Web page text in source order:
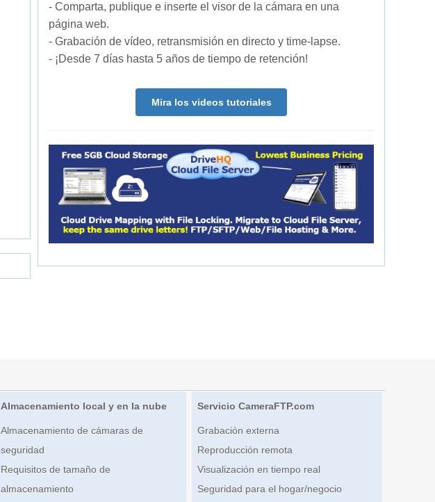
- Comparta, publique e inserte el visor de la cámara en una
página web.
- Grabación de vídeo, retransmisión en directo y time-lapse.
- ¡Desde 7 días hasta 5 años de tiempo de retención!
Mira los videos tutoriales
Almacenamiento local y en la nube
Almacenamiento de cámaras de
seguridad
Requisitos de tamaño de
almacenamiento
Servicio CameraFTP.com
Grabación externa
Reproducción remota
Visualización en tiempo real
Seguridad para el hogar/negocio